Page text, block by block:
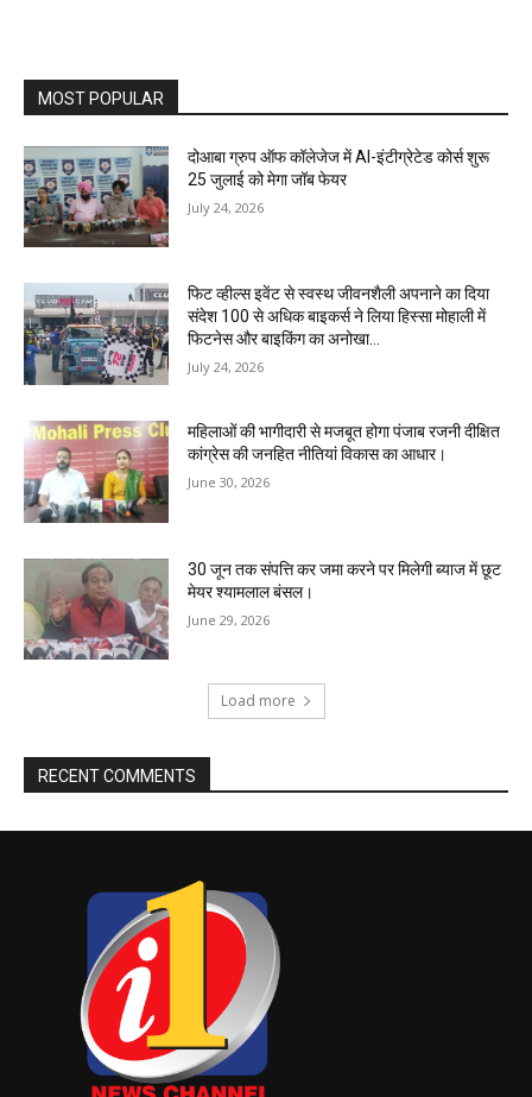
MOST POPULAR
दोआबा ग्रुप ऑफ कॉलेजेज में AI-इंटीग्रेटेड कोर्स शुरू
25 जुलाई को मेगा जॉब फेयर
July 24, 2026
फिट व्हील्स इवेंट से स्वस्थ जीवनशैली अपनाने का दिया
संदेश 100 से अधिक बाइकर्स ने लिया हिस्सा मोहाली में
फिटनेस और बाइकिंग का अनोखा...
July 24, 2026
महिलाओं की भागीदारी से मजबूत होगा पंजाब रजनी दीक्षित
कांग्रेस की जनहित नीतियां विकास का आधार।
June 30, 2026
30 जून तक संपत्ति कर जमा करने पर मिलेगी ब्याज में छूट
मेयर श्यामलाल बंसल।
June 29, 2026
Load more
RECENT COMMENTS